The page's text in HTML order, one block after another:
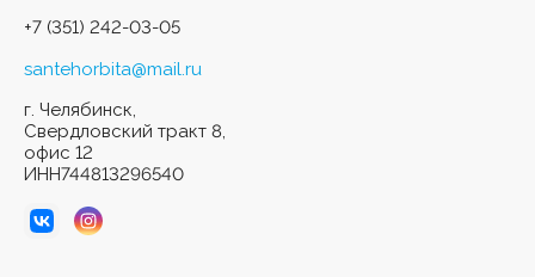
+7 (351) 242-03-05
santehorbita@mail.ru
г. Челябинск,
Свердловский тракт 8,
офис 12
ИНН744813296540